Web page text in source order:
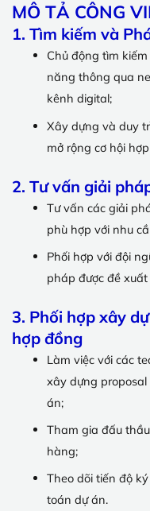
MÔ TẢ CÔNG
1. Tìm kiếm và
Chủ động tìm
năng thông qua
kênh digital;
Xây dựng và duy
mở rộng cơ hội
2. Tư vấn giải
Tư vấn các giải
phù hợp với nhu
Phối hợp với đội
pháp được đề
3. Phối hợp xây
hợp đồng
Làm việc với các
xây dựng
án;
Tham gia đấu
hàng;
Theo dõi tiến độ
toán dự án.